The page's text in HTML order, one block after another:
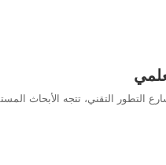
التطور التقني، تتجه الأبحاث